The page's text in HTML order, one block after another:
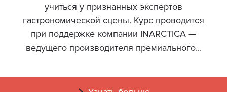
учиться у признанных экспертов
гастрономической сцены. Курс проводится
при поддержке компании INARCTICA —
ведущего производителя премиального...